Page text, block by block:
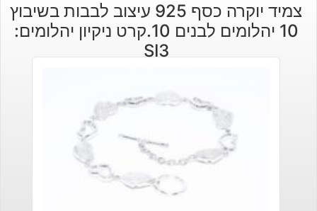
צמיד יוקרה כסף 925 עיצוב לבבות בשיבוץ
10 יהלומים לבנים 10.קרט ניקיון יהלומים:
SI3